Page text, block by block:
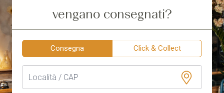
vengano consegnati?
Consegna Click & Collect